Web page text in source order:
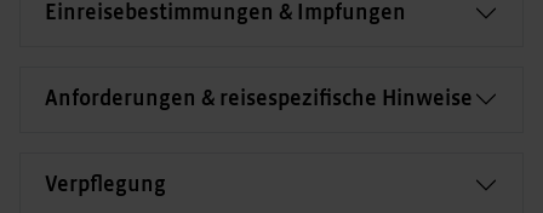
Einreisebestimmungen & Impfungen
Anforderungen & reisespezifische Hinweise
Verpflegung